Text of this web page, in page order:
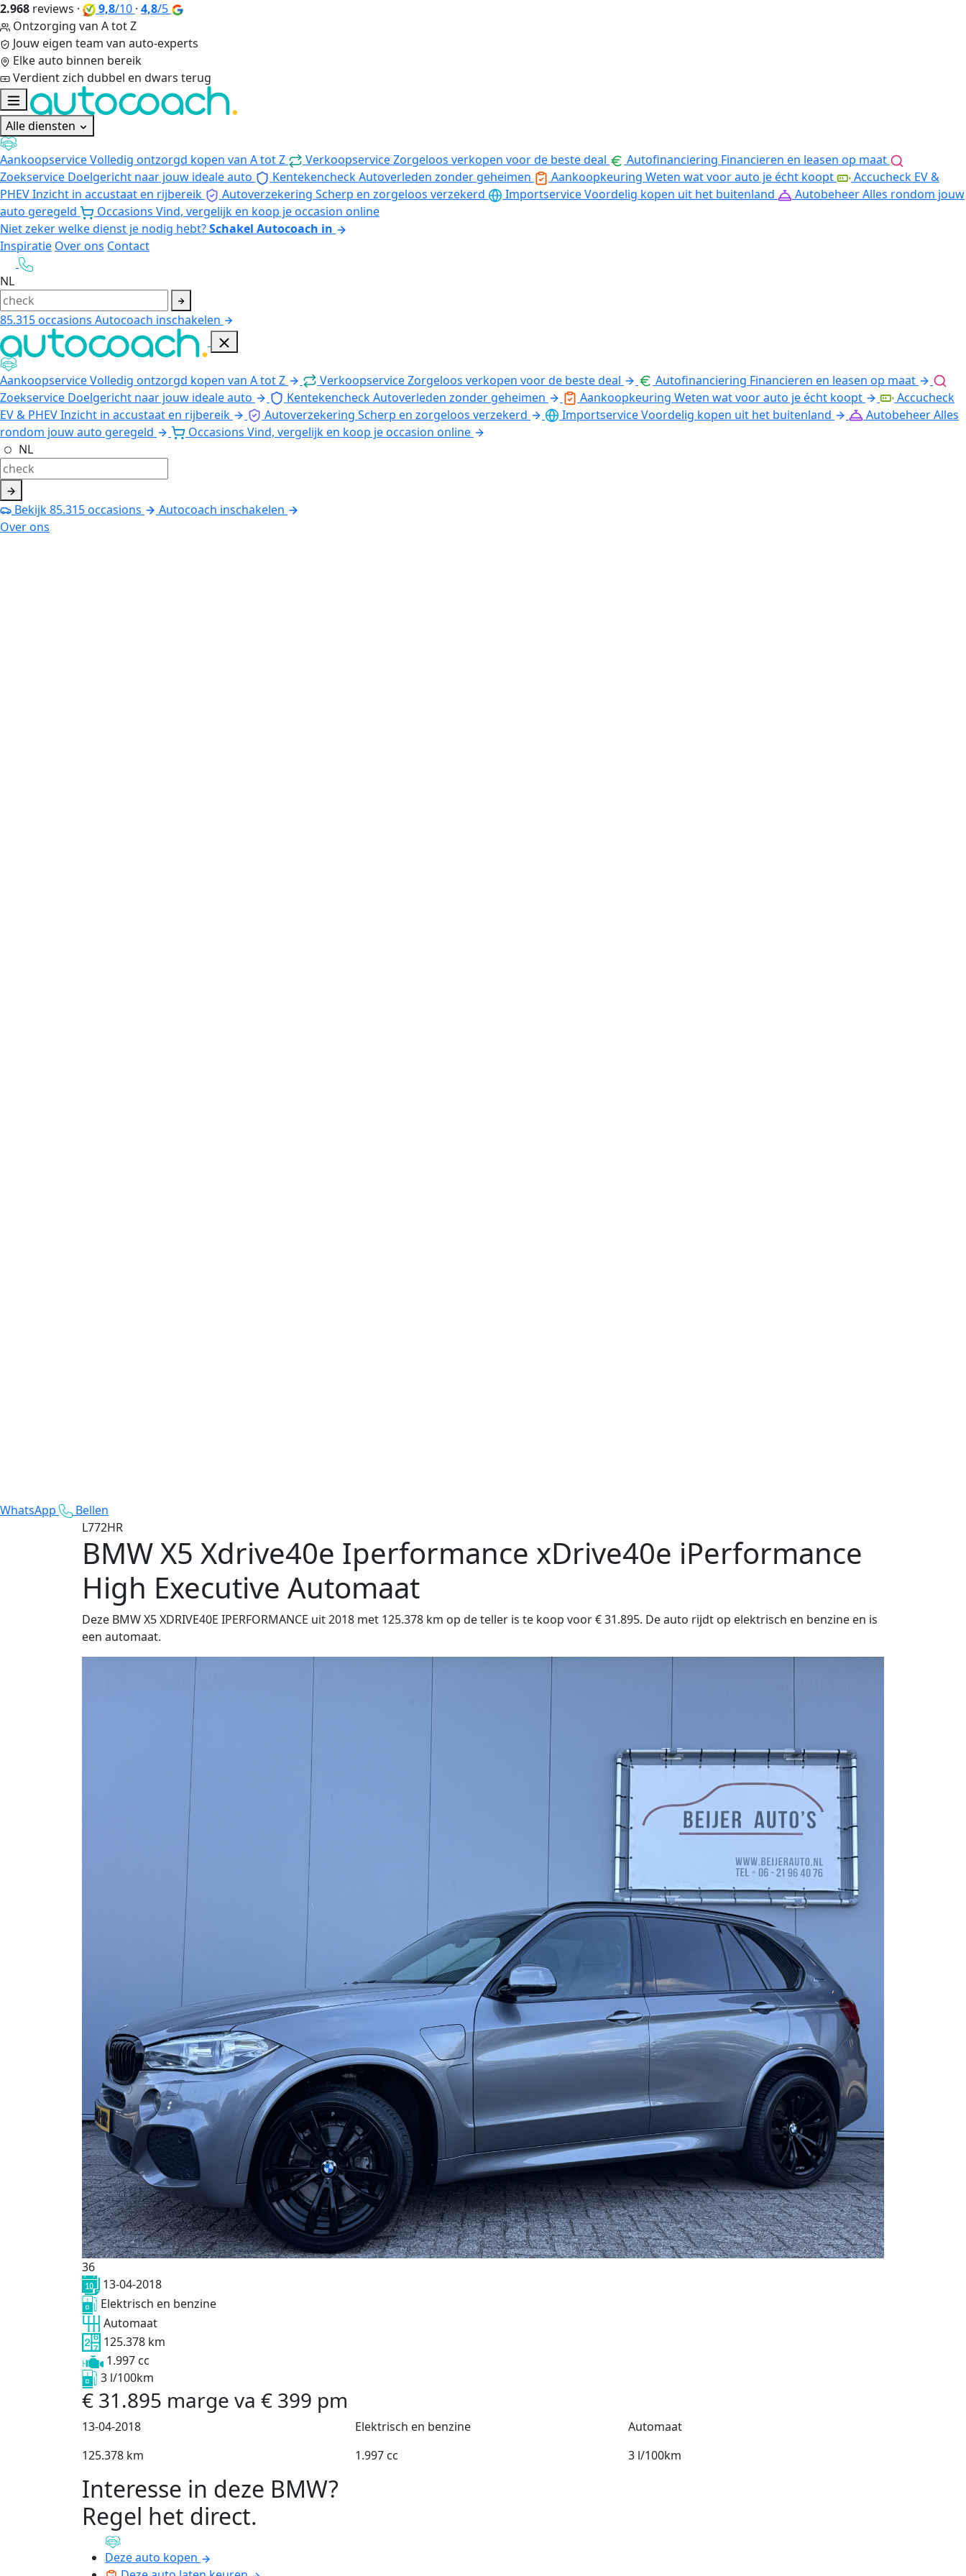
2.968 reviews · 9,8/10 · 4,8/5
Ontzorging van A tot Z
Jouw eigen team van auto-experts
Elke auto binnen bereik
Verdient zich dubbel en dwars terug
Alle diensten
AankoopserviceVolledig ontzorgd kopen van A tot Z VerkoopserviceZorgeloos verkopen voor de beste deal Autofinanciering Financieren en leasen op maat
Zoekservice Doelgericht naar jouw ideale auto KentekencheckAutoverleden zonder geheimen Aankoopkeuring Weten wat voor auto je écht koopt
Accucheck EV &
PHEVInzicht in accustaat en rijbereik Autoverzekering Scherp en zorgeloos verzekerd ImportserviceVoordelig kopen uit het buitenland AutobeheerAlles rondom jouw
auto geregeld
Occasions Vind, vergelijk en koop je occasion online
Niet zeker welke dienst je nodig hebt?Schakel Autocoach in
Inspiratie Over ons Contact
NL
85.315occasions Autocoach inschakelen
AankoopserviceVolledig ontzorgd kopen van A tot Z VerkoopserviceZorgeloos verkopen voor de beste deal Autofinanciering Financieren en leasen op maat
Zoekservice Doelgericht naar jouw ideale auto KentekencheckAutoverleden zonder geheimen Aankoopkeuring Weten wat voor auto je écht koopt
Accucheck
EV & PHEVInzicht in accustaat en rijbereik Autoverzekering Scherp en zorgeloos verzekerd ImportserviceVoordelig kopen uit het buitenland AutobeheerAlles
rondom jouw auto geregeld
Occasions Vind, vergelijk en koop je occasion online
NL
Bekijk85.315occasions
Autocoach inschakelen
Over ons
WhatsApp
Bellen
L772HR
BMW X5 Xdrive40e Iperformance xDrive40e iPerformance
High Executive Automaat
Deze BMW X5 XDRIVE40E IPERFORMANCE uit 2018 met 125.378 km op de teller is te koop voor € 31.895. De auto rijdt op elektrisch en benzine en is
een automaat.
36
13-04-2018
Elektrisch en benzine
Automaat
125.378 km
1.997 cc
3 l/100km
€ 31.895 marge va € 399 pm
13-04-2018 Elektrisch en benzine
Automaat
125.378 km
1.997 cc 3 l/100km
Interesse in deze BMW?
Regel het direct.
Deze auto kopen